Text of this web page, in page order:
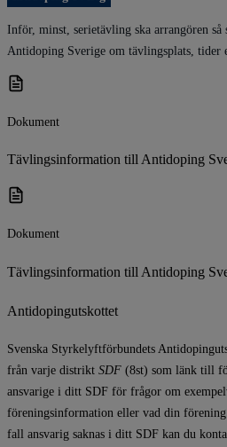
Inför, minst, serietävling ska arrangören
Antidoping Sverige om tävlingsplats, tider
Dokument
Tävlingsinformation till Antidoping
Dokument
Tävlingsinformation till Antidoping
Antidopingutskottet
Svenska Styrkelyftförbundets
från varje distrikt SDF (8st) som länk till
ansvarige i ditt SDF för frågor om
föreningsinformation eller vad din
fall ansvarig saknas i ditt SDF kan du